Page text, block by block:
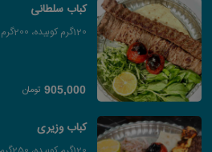
کباب سلطانی
120گرم کوبیده، 200گرم فیله گوسفندی
905,000 تومان
کباب وزیری